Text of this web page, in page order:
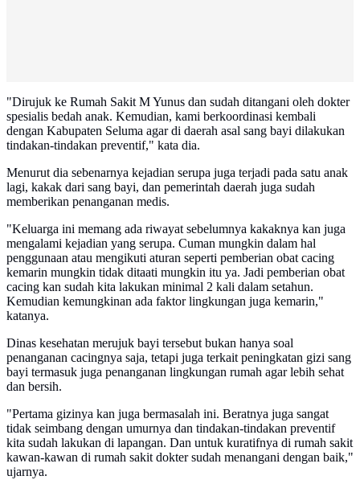
"Dirujuk ke Rumah Sakit M Yunus dan sudah ditangani oleh dokter
spesialis bedah anak. Kemudian, kami berkoordinasi kembali
dengan Kabupaten Seluma agar di daerah asal sang bayi dilakukan
tindakan-tindakan preventif," kata dia.
Menurut dia sebenarnya kejadian serupa juga terjadi pada satu anak
lagi, kakak dari sang bayi, dan pemerintah daerah juga sudah
memberikan penanganan medis.
"Keluarga ini memang ada riwayat sebelumnya kakaknya kan juga
mengalami kejadian yang serupa. Cuman mungkin dalam hal
penggunaan atau mengikuti aturan seperti pemberian obat cacing
kemarin mungkin tidak ditaati mungkin itu ya. Jadi pemberian obat
cacing kan sudah kita lakukan minimal 2 kali dalam setahun.
Kemudian kemungkinan ada faktor lingkungan juga kemarin,"
katanya.
Dinas kesehatan merujuk bayi tersebut bukan hanya soal
penanganan cacingnya saja, tetapi juga terkait peningkatan gizi sang
bayi termasuk juga penanganan lingkungan rumah agar lebih sehat
dan bersih.
"Pertama gizinya kan juga bermasalah ini. Beratnya juga sangat
tidak seimbang dengan umurnya dan tindakan-tindakan preventif
kita sudah lakukan di lapangan. Dan untuk kuratifnya di rumah sakit
kawan-kawan di rumah sakit dokter sudah menangani dengan baik,"
ujarnya.